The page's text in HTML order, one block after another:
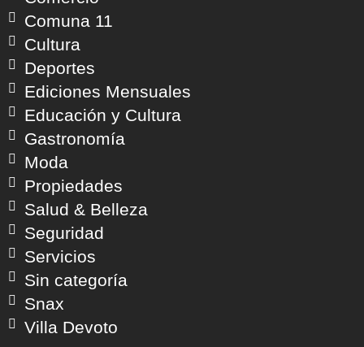
Comuna 11
Cultura
Deportes
Ediciones Mensuales
Educación y Cultura
Gastronomía
Moda
Propiedades
Salud & Belleza
Seguridad
Servicios
Sin categoría
Snax
Villa Devoto